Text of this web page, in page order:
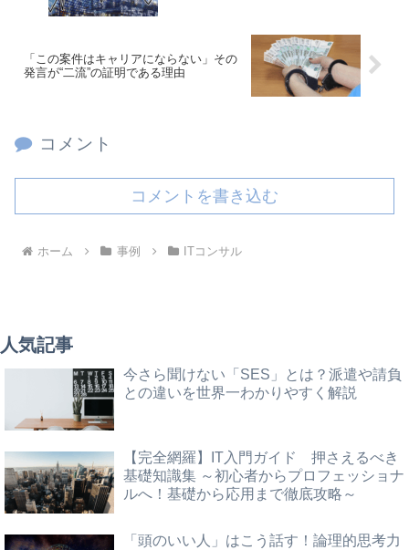
「この案件はキャリアにならない」その
発言が“二流”の証明である理由
コメント
コメントを書き込む
ホーム 事例 ITコンサル
人気記事
今さら聞けない「SES」とは？派遣や請負
との違いを世界一わかりやすく解説
【完全網羅】IT入門ガイド 押さえるべき
基礎知識集 ～初心者からプロフェッショナ
ルへ！基礎から応用まで徹底攻略～
「頭のいい人」はこう話す！論理的思考力